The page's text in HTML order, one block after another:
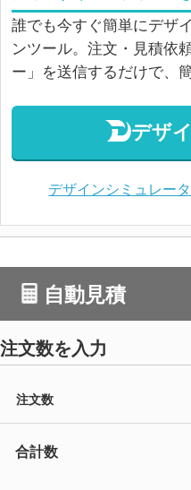
誰でも今すぐ簡単にデザ
ンツール。注文・見積依
ー」を送信するだけで、
デザ
デザインシミュレー
自動見積
注文数を入力
注文数
合計数